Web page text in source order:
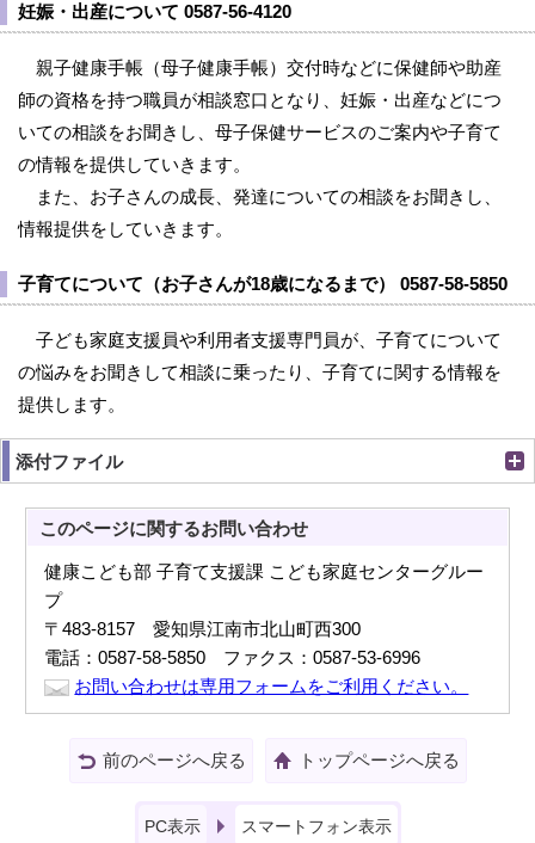
妊娠・出産について 0587-56-4120
親子健康手帳（母子健康手帳）交付時などに保健師や助産
師の資格を持つ職員が相談窓口となり、妊娠・出産などにつ
いての相談をお聞きし、母子保健サービスのご案内や子育て
の情報を提供していきます。
また、お子さんの成長、発達についての相談をお聞きし、
情報提供をしていきます。
子育てについて（お子さんが18歳になるまで） 0587-58-5850
子ども家庭支援員や利用者支援専門員が、子育てについて
の悩みをお聞きして相談に乗ったり、子育てに関する情報を
提供します。
添付ファイル
このページに関するお問い合わせ
健康こども部 子育て支援課 こども家庭センターグルー
プ
〒483-8157 愛知県江南市北山町西300
電話：0587-58-5850 ファクス：0587-53-6996
お問い合わせは専用フォームをご利用ください。
前のページへ戻る トップページへ戻る
PC表示 スマートフォン表示